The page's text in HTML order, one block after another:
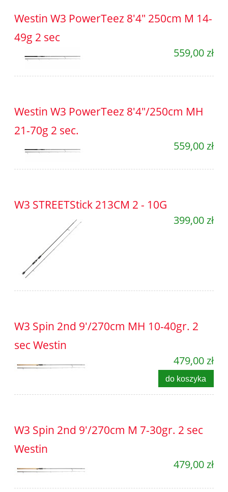
Westin W3 PowerTeez 8'4" 250cm M 14-
49g 2 sec
559,00 zł
Westin W3 PowerTeez 8'4"/250cm MH
21-70g 2 sec.
559,00 zł
W3 STREETStick 213CM 2 - 10G
399,00 zł
W3 Spin 2nd 9'/270cm MH 10-40gr. 2
sec Westin
479,00 zł
do koszyka
W3 Spin 2nd 9'/270cm M 7-30gr. 2 sec
Westin
479,00 zł